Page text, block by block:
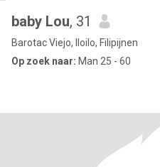
baby Lou, 31
Barotac Viejo, Iloilo, Filipijnen
Op zoek naar: Man 25 - 60